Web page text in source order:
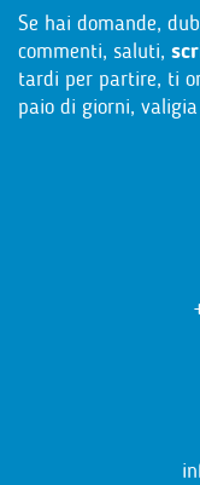
Se hai domande,
commenti, saluti,
tardi per partire, ti
paio di giorni,